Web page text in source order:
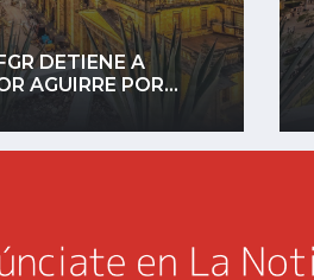
ASESINAN A
EN...